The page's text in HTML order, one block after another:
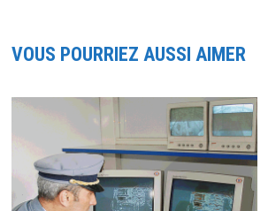
VOUS POURRIEZ AUSSI AIMER